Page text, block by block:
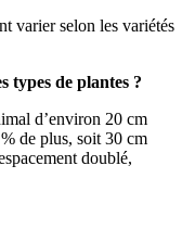
varier selon les variétés
types de plantes ?
d’environ 20 cm
de plus, soit 30 cm
doublé,